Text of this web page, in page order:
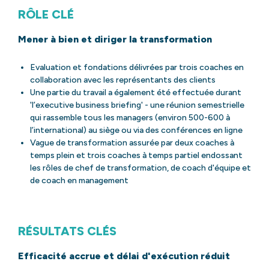
RÔLE CLÉ
Mener à bien et diriger la transformation
Evaluation et fondations délivrées par trois coaches en
collaboration avec les représentants des clients
Une partie du travail a également été effectuée durant
'l’executive business briefing' - une réunion semestrielle
qui rassemble tous les managers (environ 500-600 à
l’international) au siège ou via des conférences en ligne
Vague de transformation assurée par deux coaches à
temps plein et trois coaches à temps partiel endossant
les rôles de chef de transformation, de coach d'équipe et
de coach en management
RÉSULTATS CLÉS
Efficacité accrue et délai d'exécution réduit